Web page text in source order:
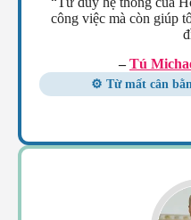
công việc mà còn giúp
–Tú
⚙️ Từ mất cân